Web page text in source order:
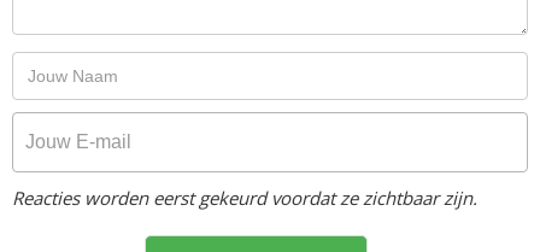
Reacties worden eerst gekeurd voordat ze zichtbaar zijn.